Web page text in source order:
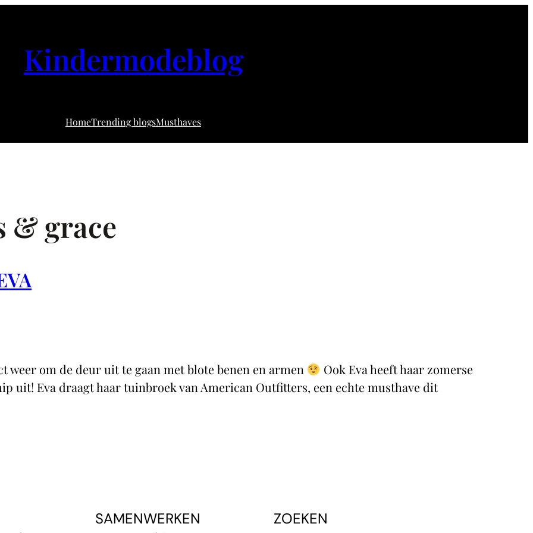
Kindermodeblog
HomeTrending blogsMusthaves
& grace
weer om de deur uit te gaan met blote benen en armen
Ook Eva heeft haar zomerse
uit! Eva draagt haar tuinbroek van American Outfitters, een echte musthave dit
SAMENWERKEN ZOEKEN